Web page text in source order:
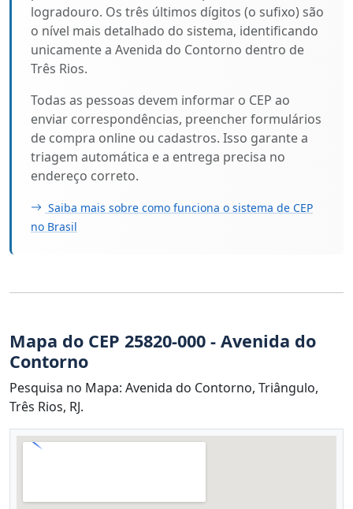
logradouro. Os três últimos dígitos (o sufixo) são
o nível mais detalhado do sistema, identificando
unicamente a Avenida do Contorno dentro de
Três Rios.
Todas as pessoas devem informar o CEP ao
enviar correspondências, preencher formulários
de compra online ou cadastros. Isso garante a
triagem automática e a entrega precisa no
endereço correto.
Saiba mais sobre como funciona o sistema de CEP
no Brasil
Mapa do CEP 25820-000 - Avenida do
Contorno
Pesquisa no Mapa: Avenida do Contorno, Triângulo,
Três Rios, RJ.